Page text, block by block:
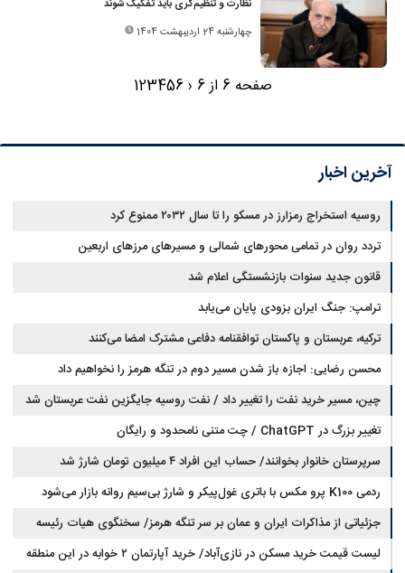
نظارت و تنظیم‌گری باید تفکیک شوند
چهارشنبه 24 اردیبهشت 1404
صفحه 6 از 6 ‹
123456
آخرین اخبار
روسیه استخراج رمزارز در مسکو را تا سال ۲۰۳۲ ممنوع کرد
تردد روان در تمامی محورهای شمالی و مسیرهای مرزهای اربعین
قانون جدید سنوات بازنشستگی اعلام شد
ترامپ: جنگ ایران بزودی پایان می‌یابد
ترکیه، عربستان و پاکستان توافقنامه دفاعی مشترک امضا می‌کنند
محسن رضایی: اجازه باز شدن مسیر دوم در تنگه هرمز را نخواهیم داد
چین، مسیر خرید نفت را تغییر داد / نفت روسیه جایگزین نفت عربستان شد
تغییر بزرگ در ChatGPT / چت متنی نامحدود و رایگان
سرپرستان خانوار بخوانند/ حساب این افراد ۴ میلیون تومان شارژ شد
ردمی K100 پرو مکس با باتری غول‌پیکر و شارژ بی‌سیم روانه بازار می‌شود
جزئیاتی از مذاکرات ایران و عمان بر سر تنگه هرمز/ سخنگوی هیات رئیسه
مجلس: بیانیه‌ای شامل تصحیح مسیر تردد دریایی در تنگه، در آستانه نهایی شدن
لیست قیمت خرید مسکن در نازی‌آباد/ خرید آپارتمان ۲ خوابه در این منطقه